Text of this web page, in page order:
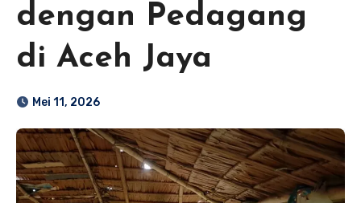
dengan Pedagang
di Aceh Jaya
Mei 11, 2026